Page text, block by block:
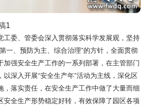
1
委、管委会深入贯彻落实科学发展观，坚持
一、预防为主、综合治理”的方针，全面贯彻
加强安全生产工作的一系列部署，在主管部门
以深入开展“安全生产年”活动为主线，深化区
，落实责任，在安全生产工作中做了大量而细
安全生产形势稳定好转，有效保障了园区各项